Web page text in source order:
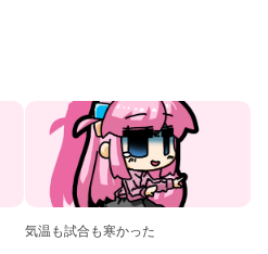
気温も試合も寒かった